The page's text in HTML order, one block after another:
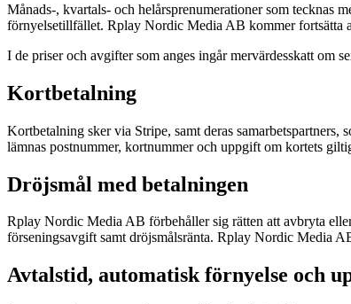
Månads-, kvartals- och helårsprenumerationer som tecknas
förnyelsetillfället. Rplay Nordic Media AB kommer fortsätta
I de priser och avgifter som anges ingår mervärdesskatt om
Kortbetalning
Kortbetalning sker via Stripe, samt deras
lämnas postnummer, kortnummer och uppgift om kortets
Dröjsmål med betalningen
Rplay Nordic Media AB förbehåller sig rätten att avbryta
förseningsavgift samt dröjsmålsränta. Rplay Nordic Media
Avtalstid, automatisk förnyelse och